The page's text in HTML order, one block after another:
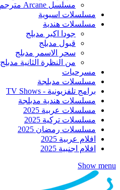
مسلسل Arcane مترجم كامل
مسلسلات اسيوية
مسلسلات هندية
جودا اكبر مدبلج
قبول مدبلج
سحر الاسمر مدبلج
من النظرة الثانية مدبلج
مسرحيات
مسلسلات مدبلجة
برامج تلفزيونية - TV Shows
مسلسلات هندية مدبلجة
مسلسلات عربية 2025
مسلسلات تركية 2025
مسلسلات رمضان 2025
افلام عربية 2025
افلام اجنبية 2025
Show menu